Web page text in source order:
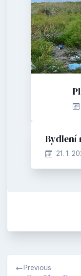
Bydlení
21. 1.
Navigace
Previous